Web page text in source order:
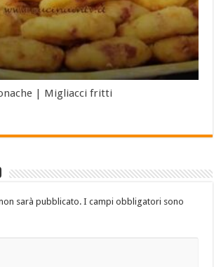
| Migliacci fritti
sarà pubblicato. I campi obbligatori sono